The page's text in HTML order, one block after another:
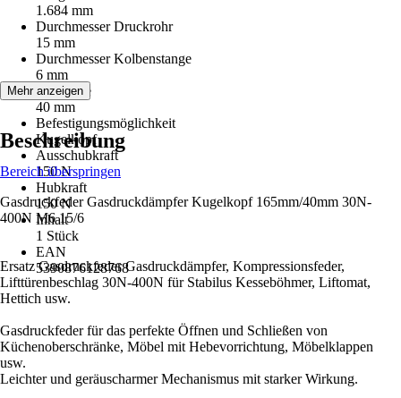
1.684 mm
Durchmesser Druckrohr
15 mm
Durchmesser Kolbenstange
6 mm
Hublänge
40 mm
Befestigungsmöglichkeit
Kugelkopf
Ausschubkraft
150 N
Hubkraft
150 N
Inhalt
1 Stück
EAN
5390876128768
Mehr anzeigen
Beschreibung
Bereich überspringen
Gasdruckfeder Gasdruckdämpfer Kugelkopf 165mm/40mm 30N-
400N M6 15/6
Ersatz Gasdruckfeder Gasdruckdämpfer, Kompressionsfeder,
Lifttürenbeschlag 30N-400N für Stabilus Kesseböhmer, Liftomat,
Hettich usw.
Gasdruckfeder für das perfekte Öffnen und Schließen von
Küchenoberschränke, Möbel mit Hebevorrichtung, Möbelklappen
usw.
Leichter und geräuscharmer Mechanismus mit starker Wirkung.